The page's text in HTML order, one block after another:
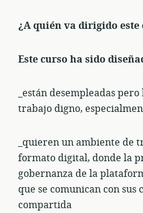
¿A quién va dirigido este
Este curso ha sido
_están desempleadas
trabajo digno,
_quieren un ambiente de
formato digital, donde la
gobernanza de la
que se comunican con sus
compartida